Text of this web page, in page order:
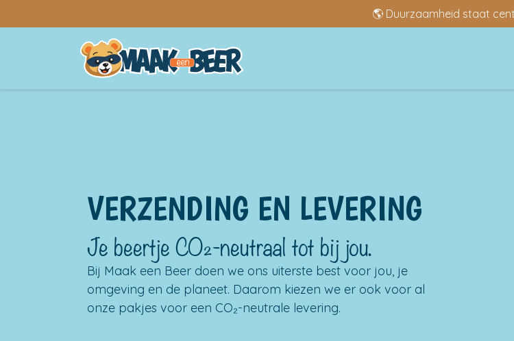
🌎 Duurzaamheid staat
VERZENDING EN LEVERING
Je beertje CO₂-neutraal tot bij jou.
Bij Maak een Beer doen we ons uiterste best voor jou, je
omgeving en de planeet. Daarom kiezen we er ook voor al
onze pakjes voor een CO₂-neutrale levering.